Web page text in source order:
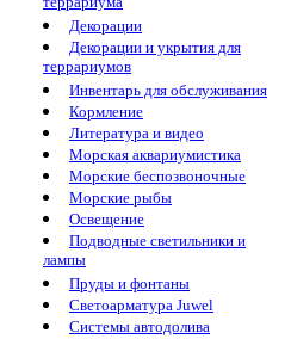
Декорации
Декорации и укрытия для
террариумов
Инвентарь для обслуживания
Кормление
Литература и видео
Морская аквариумистика
Морские беспозвоночные
Морские рыбы
Освещение
Подводные светильники и
лампы
Пруды и фонтаны
Светоарматура Juwel
Системы автодолива